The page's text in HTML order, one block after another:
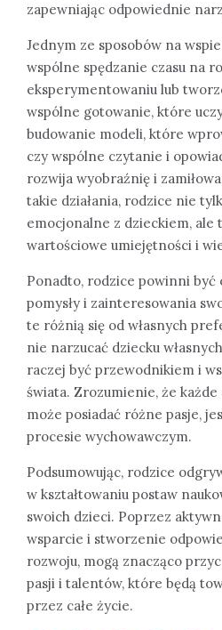
zapewniając odpowiednie
Jednym ze sposobów na
wspólne spędzanie czasu na
eksperymentowaniu lub
wspólne gotowanie, które
budowanie modeli, które
czy wspólne czytanie i
rozwija wyobraźnię i
takie działania, rodzice nie
emocjonalne z dzieckiem, ale
wartościowe umiejętności i
Ponadto, rodzice powinni być
pomysły i zainteresowania
te różnią się od własnych
nie narzucać dziecku
raczej być przewodnikiem i
świata. Zrozumienie, że
może posiadać różne pasje,
procesie wychowawczym.
Podsumowując, rodzice
w kształtowaniu postaw
swoich dzieci. Poprzez
wsparcie i stworzenie
rozwoju, mogą znacząco
pasji i talentów, które będą
przez całe życie.